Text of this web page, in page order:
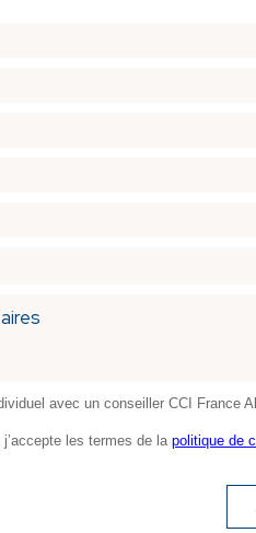
avec un conseiller CCI France
les termes de lapolitique de